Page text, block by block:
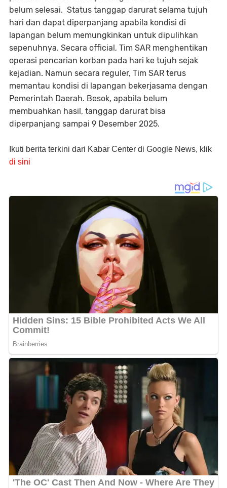
belum selesai. Status tanggap darurat selama tujuh
hari dan dapat diperpanjang apabila kondisi di
lapangan belum memungkinkan untuk dipulihkan
sepenuhnya. Secara official, Tim SAR menghentikan
operasi pencarian korban pada hari ke tujuh sejak
kejadian. Namun secara reguler, Tim SAR terus
memantau kondisi di lapangan bekerjasama dengan
Pemerintah Daerah. Besok, apabila belum
membuahkan hasil, tanggap darurat bisa
diperpanjang sampai 9 Desember 2025.
Ikuti berita terkini dari Kabar Center di Google News, klik
di sini